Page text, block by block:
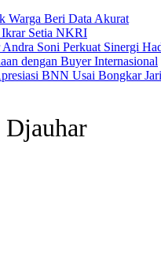
Warga Beri Data Akurat
Ikrar Setia NKRI
Soni Perkuat Sinergi
dengan Buyer Internasional
BNN Usai Bongkar
Djauhar